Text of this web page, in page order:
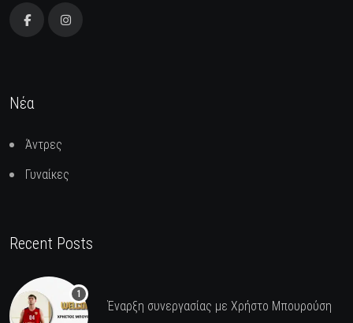
Νέα
Άντρες
Γυναίκες
Recent Posts
Έναρξη συνεργασίας με Χρήστο Μπουρούση